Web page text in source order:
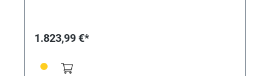
klassischen Diamant-Phantasieformen als
Seitensteinpaare von je 1.00 Karat. Außerdem enthält
bestehend aus 9 einkarätigen, runden Brillantschliffen
1.823,99 €*